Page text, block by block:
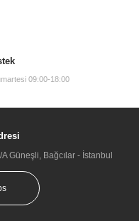
09:00-18:00
Güneşli, Bağcılar - İstanbul